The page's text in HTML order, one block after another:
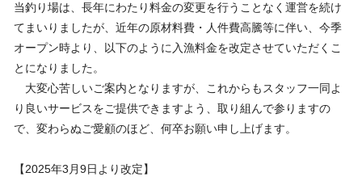
当釣り場は、長年にわたり料金の変更を行うことなく運営を続け
てまいりましたが、近年の原材料費・人件費高騰等に伴い、今季
オープン時より、以下のように入漁料金を改定させていただくこ
とになりました。
大変心苦しいご案内となりますが、これからもスタッフ一同よ
り良いサービスをご提供できますよう、取り組んで参りますの
で、変わらぬご愛顧のほど、何卒お願い申し上げます。
【2025年3月9日より改定】